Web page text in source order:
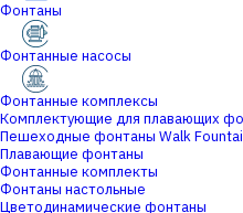
Фонтаны
Фонтанные насосы
Фонтанные комплексы
Комплектующие для плавающих
Пешеходные фонтаны Walk
Плавающие фонтаны
Фонтанные комплекты
Фонтаны настольные
Цветодинамические фонтаны